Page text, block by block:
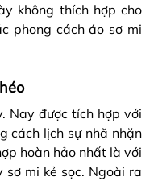
không thích hợp cho
phong cách áo sơ mi
Nay được tích hợp với
cách lịch sự nhã nhặn
hoàn hảo nhất là với
sơ mi kẻ sọc. Ngoài ra